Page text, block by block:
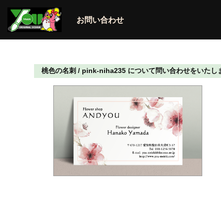
お問い合わせ
桃色の名刺 / pink-niha235 について問い合わせをいたし